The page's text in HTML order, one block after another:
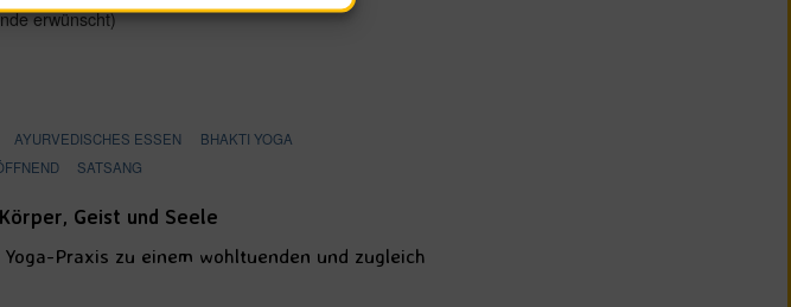
erwünscht)
AYURVEDISCHES ESSEN
BHAKTI YOGA
SATSANG
Geist und Seele
Praxis zu einem wohltuenden und zugleich